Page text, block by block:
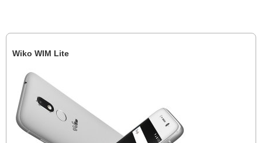
Wiko WIM Lite